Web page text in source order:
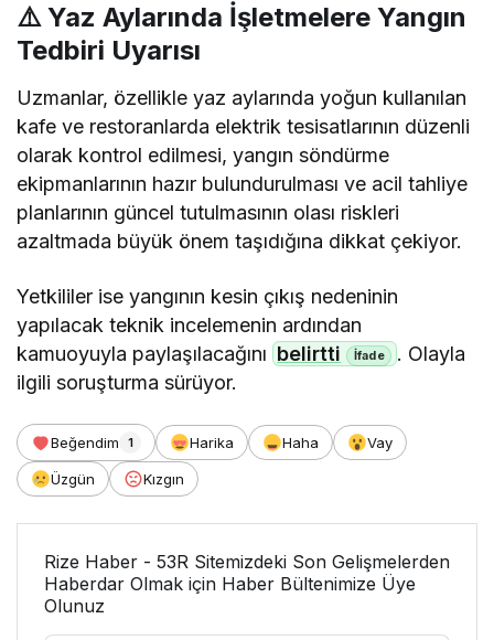
⚠️ Yaz Aylarında İşletmelere Yangın
Tedbiri Uyarısı
Uzmanlar, özellikle yaz aylarında yoğun kullanılan
kafe ve restoranlarda elektrik tesisatlarının düzenli
olarak kontrol edilmesi, yangın söndürme
ekipmanlarının hazır bulundurulması ve acil tahliye
planlarının güncel tutulmasının olası riskleri
azaltmada büyük önem taşıdığına dikkat çekiyor.
Yetkililer ise yangının kesin çıkış nedeninin
yapılacak teknik incelemenin ardından
kamuoyuyla paylaşılacağını belirtti
. Olayla
ilgili soruşturma sürüyor.
Beğendim 1 Harika Haha Vay
Üzgün Kızgın
Rize Haber - 53R Sitemizdeki Son Gelişmelerden
Haberdar Olmak için Haber Bültenimize Üye
Olunuz